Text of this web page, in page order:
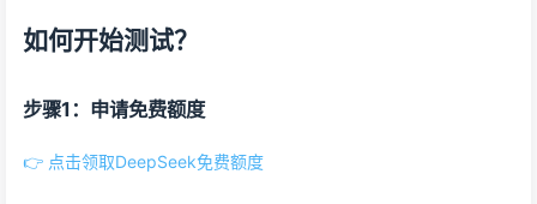
如何开始测试？
步骤1：申请免费额度
👉 点击领取DeepSeek免费额度